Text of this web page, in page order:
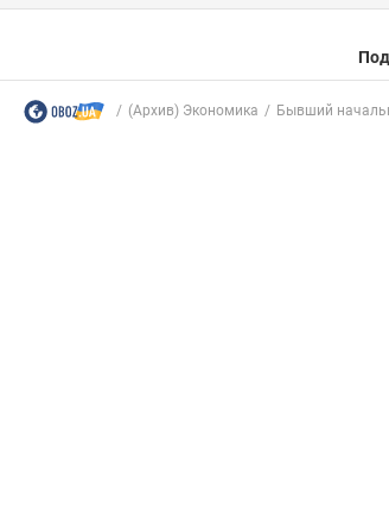
(Архив) Экономика Бывший